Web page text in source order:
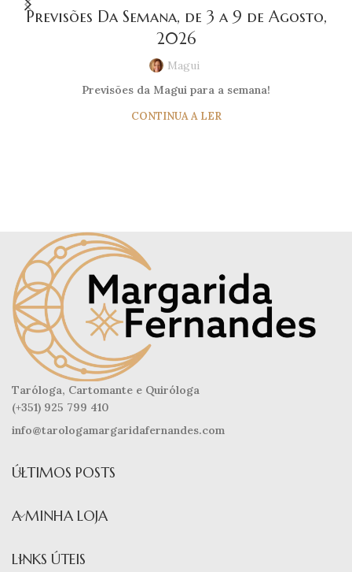
Previsões Da Semana, de 3 a 9 de Agosto,
2026
Magui
Previsões da Magui para a semana!
CONTINUA A LER
Taróloga, Cartomante e Quiróloga
(+351) 925 799 410
info@tarologamargaridafernandes.com
ÚLTIMOS POSTS
A MINHA LOJA
LINKS ÚTEIS